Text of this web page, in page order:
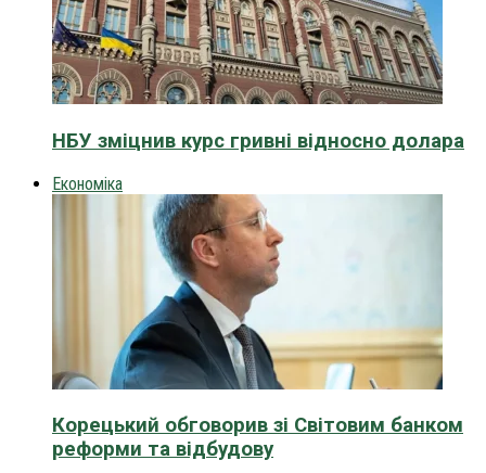
НБУ зміцнив курс гривні відносно долара
Економіка
Корецький обговорив зі Світовим банком
реформи та відбудову